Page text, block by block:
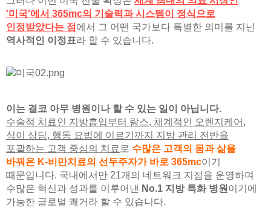
'미국'에서 365mc의 기술력과 시스템이 정식으로
인정받았다는 점 에서 그 어떤 국가보다 특별한 의미를 지닌
역사적인 이정표라 할 수 있습니다.
이는 결코 아무 병원이나 할 수 있는 일이 아닙니다.
수술적 치료인 지방흡입부터 람스, 체계적인 오렌지케어,
식이 상담, 행동 요법에 이르기까지 지방 관리 전반을
포괄하는 고객 중심의 치료 로 수많은 고객의 몸과 삶을
바꿔온 K-비만치료의 선두주자가 바로 365mc이기
때문입니다. 국내에서만 21개의 네트워크 지점을 운영하며
수많은 혁신과 성과를 이루어낸 No.1 지방 특화 병원 이기에
가능한 글로벌 쾌거라 할 수 있습니다.